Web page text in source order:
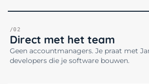
/02
Direct met het team
Geen accountmanagers. Je praat met
developers die je software bouwen.